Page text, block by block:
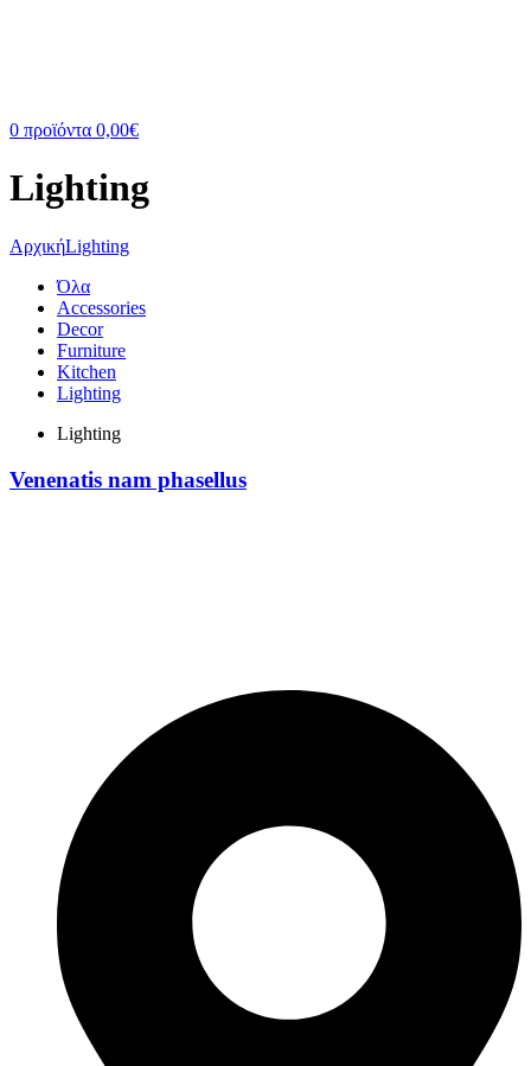
0 προϊόντα 0,00€
Lighting
ΑρχικήLighting
Όλα
Accessories
Decor
Furniture
Kitchen
Lighting
Lighting
Venenatis nam phasellus